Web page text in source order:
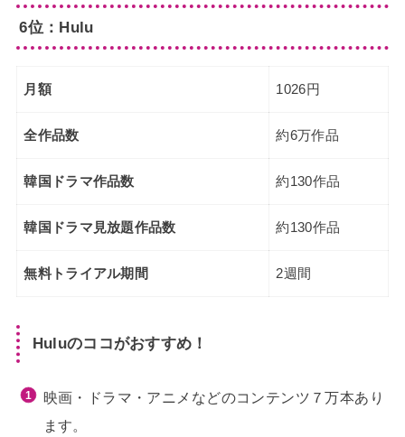
6位：Hulu
月額 1026円
全作品数 約6万作品
韓国ドラマ作品数 約130作品
韓国ドラマ見放題作品数 約130作品
無料トライアル期間 2週間
Huluのココがおすすめ！
映画・ドラマ・アニメなどのコンテンツ７万本あり
ます。